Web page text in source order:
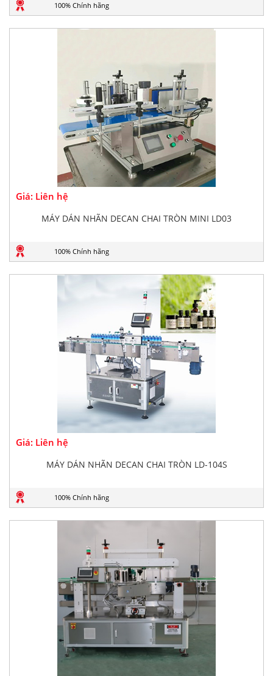
100% Chính hãng
Giá: Liên hệ
MÁY DÁN NHÃN DECAN CHAI TRÒN MINI LD03
100% Chính hãng
Giá: Liên hệ
MÁY DÁN NHÃN DECAN CHAI TRÒN LD-104S
100% Chính hãng